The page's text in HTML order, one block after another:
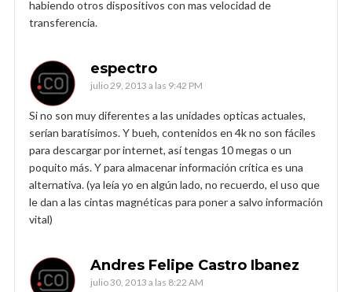
habiendo otros dispositivos con mas velocidad de
transferencia.
espectro
julio 29, 2013 a las 9:42 PM
Si no son muy diferentes a las unidades opticas actuales,
serían baratísimos. Y bueh, contenidos en 4k no son fáciles
para descargar por internet, así tengas 10 megas o un
poquito más. Y para almacenar información crítica es una
alternativa. (ya leía yo en algún lado, no recuerdo, el uso que
le dan a las cintas magnéticas para poner a salvo información
vital)
Andres Felipe Castro Ibanez
julio 30, 2013 a las 8:22 AM